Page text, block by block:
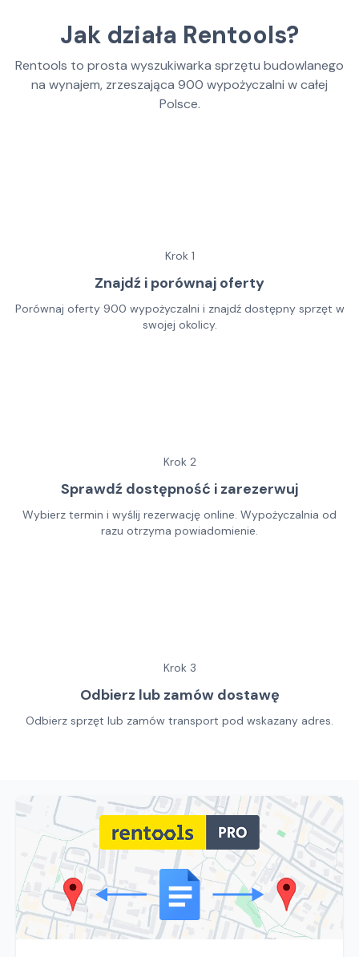
Jak działa Rentools?
Rentools to prosta wyszukiwarka sprzętu budowlanego
na wynajem, zrzeszająca 900 wypożyczalni w całej
Polsce.
Krok 1
Znajdź i porównaj oferty
Porównaj oferty 900 wypożyczalni i znajdź dostępny sprzęt w
swojej okolicy.
Krok 2
Sprawdź dostępność i zarezerwuj
Wybierz termin i wyślij rezerwację online. Wypożyczalnia od
razu otrzyma powiadomienie.
Krok 3
Odbierz lub zamów dostawę
Odbierz sprzęt lub zamów transport pod wskazany adres.